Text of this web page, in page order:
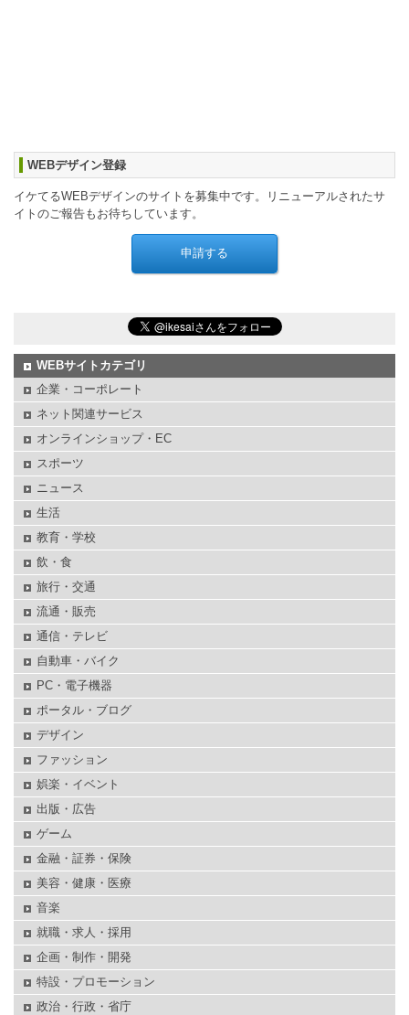
WEBデザイン登録
イケてるWEBデザインのサイトを募集中です。リニューアルされたサ
イトのご報告もお待ちしています。
WEBサイトカテゴリ
企業・コーポレート
ネット関連サービス
オンラインショップ・EC
スポーツ
ニュース
生活
教育・学校
飲・食
旅行・交通
流通・販売
通信・テレビ
自動車・バイク
PC・電子機器
ポータル・ブログ
デザイン
ファッション
娯楽・イベント
出版・広告
ゲーム
金融・証券・保険
美容・健康・医療
音楽
就職・求人・採用
企画・制作・開発
特設・プロモーション
政治・行政・省庁